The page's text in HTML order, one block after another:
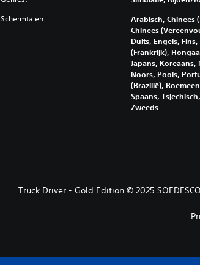
Schermtalen:
Arabisch, Chinees
Chinees
Duits, Engels, Fins,
(Frankrijk),
Japans, Koreaans,
Noors, Pools,
(Brazilië),
Spaans,
Zweeds
Truck Driver - Gold Edition © 2025